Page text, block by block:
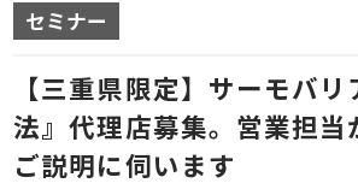
セミナー
【三重県限定】サーモバ
法』代理店募集。営業担当
ご説明に伺います